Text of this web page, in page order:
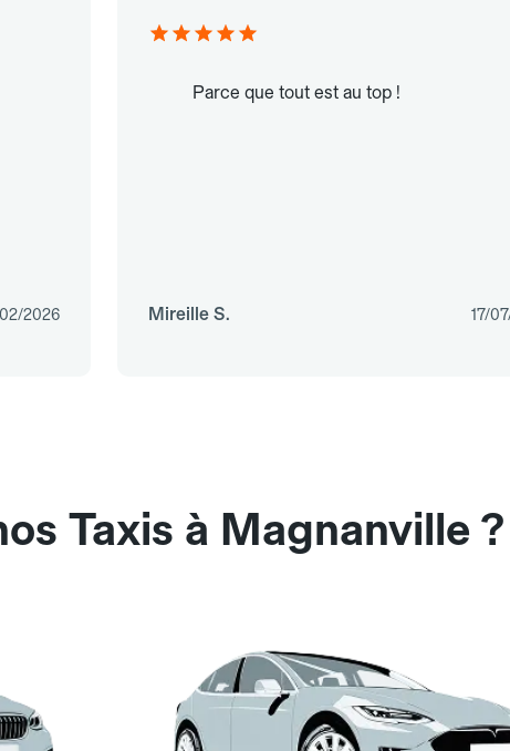
02/2026
Parce que tout est au top !
Mireille S. 17/
Taxis à Magnanville ?